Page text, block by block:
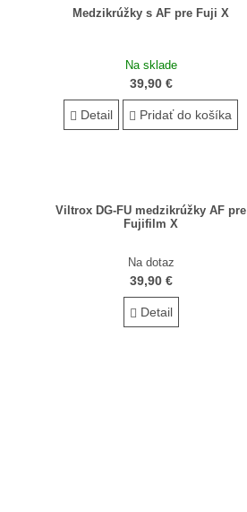
Medzikrúžky s AF pre Fuji X
Na sklade
39,90 €
Detail Pridať do košíka
Viltrox DG-FU medzikrúžky AF pre
Fujifilm X
Na dotaz
39,90 €
Detail